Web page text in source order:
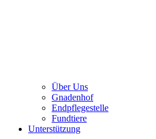
Über Uns
Gnadenhof
Endpflegestelle
Fundtiere
Unterstützung